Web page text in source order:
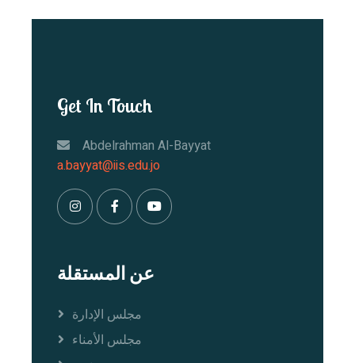
Get In Touch
Abdelrahman Al-Bayyat
a.bayyat@iis.edu.jo
عن المستقلة
مجلس الإدارة
مجلس الأمناء